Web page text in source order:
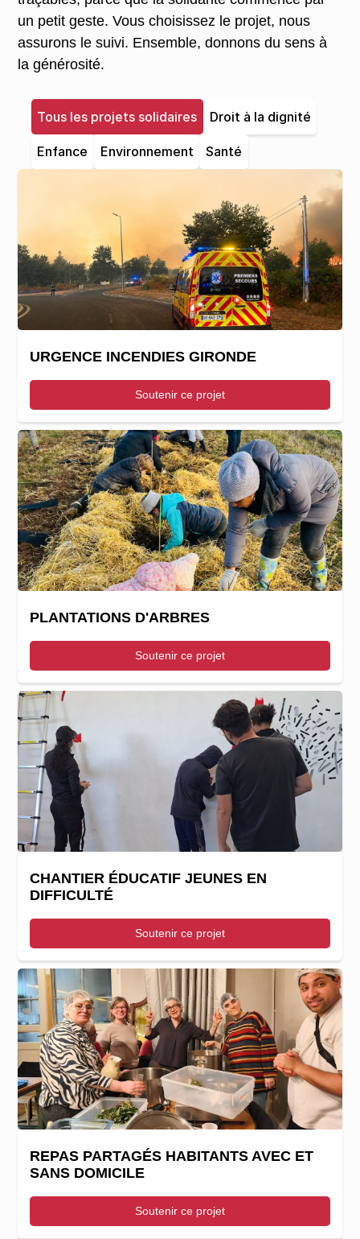
un petit geste. Vous choisissez le projet, nous
assurons le suivi. Ensemble, donnons du sens à
la générosité.
Tous les projets solidaires Droit à la dignité
Enfance Environnement Santé
URGENCE INCENDIES GIRONDE
Soutenir ce projet
PLANTATIONS D'ARBRES
Soutenir ce projet
CHANTIER ÉDUCATIF JEUNES EN
DIFFICULTÉ
Soutenir ce projet
REPAS PARTAGÉS HABITANTS AVEC ET
SANS DOMICILE
Soutenir ce projet